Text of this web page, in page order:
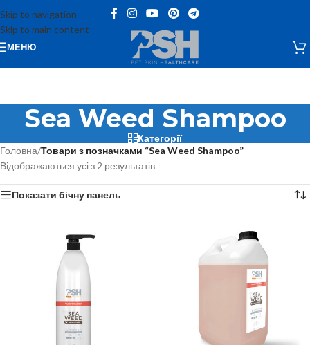
Skip to navigation
Skip to main content
МЕНЮ
Sea Weed Shampoo
Категорії
Головна/Товари з позначками “Sea Weed Shampoo”
Відображаються усі з 2 результатів
Показати бічну панель